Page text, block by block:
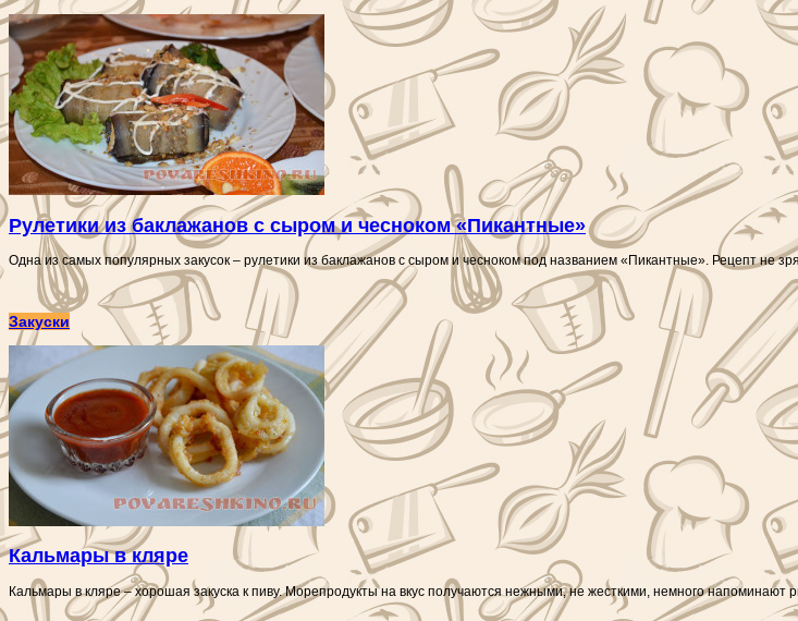
Рулетики из баклажанов с сыром и чесноком «Пикантные»
Одна из самых популярных закусок – рулетики из баклажанов с сыром и чесноком под названием «Пикантные». Рецепт не
Закуски
Кальмары в кляре
Кальмары в кляре – хорошая закуска к пиву. Морепродукты на вкус получаются нежными, не жесткими, немного